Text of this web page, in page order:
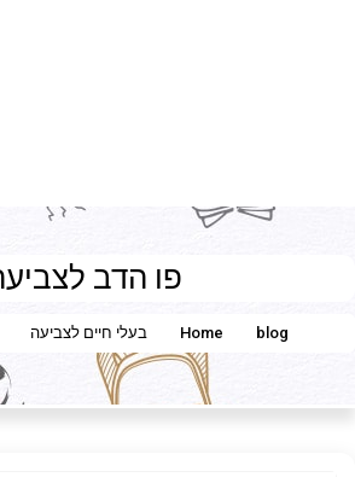
פו הדב
Home blog בעלי חיים לצביעה